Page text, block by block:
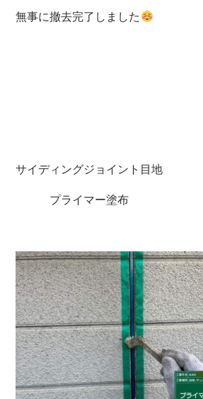
無事に撤去完了しました
サイディングジョイント目地
プライマー塗布